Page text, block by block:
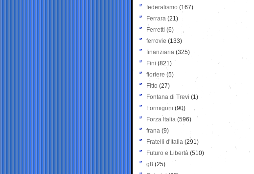
federalismo (167)
Ferrara (21)
Ferretti (6)
ferrovie (133)
finanziaria (325)
Fini (821)
fioriere (5)
Fitto (27)
Fontana di Trevi (1)
Formigoni (90)
Forza Italia (596)
frana (9)
Fratelli d'Italia (291)
Futuro e Libertà (510)
g8 (25)